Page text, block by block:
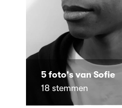
5 foto's van Sofie
18 stemmen